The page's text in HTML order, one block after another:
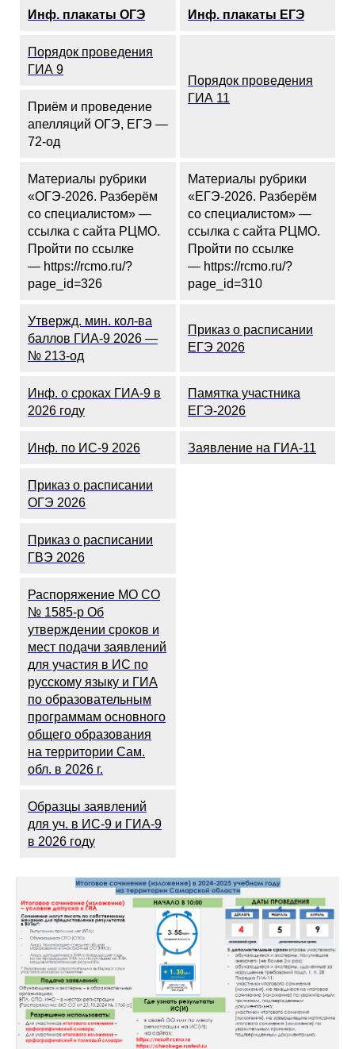
Инф. плакаты ОГЭ Инф. плакаты ЕГЭ
Порядок проведения
ГИА 9
Порядок проведения
ГИА 11
Приём и проведение
апелляций ОГЭ, ЕГЭ —
72-од
Материалы рубрики
«ОГЭ-2026. Разберём
со специалистом» —
ссылка с сайта РЦМО.
Пройти по ссылке
— https://rcmo.ru/?
page_id=326
Материалы рубрики
«ЕГЭ-2026. Разберём
со специалистом» —
ссылка с сайта РЦМО.
Пройти по ссылке
— https://rcmo.ru/?
page_id=310
Утвержд. мин. кол-ва
баллов ГИА-9 2026 —
№ 213-од
Приказ о расписании
ЕГЭ 2026
Инф. о сроках ГИА-9 в
2026 году
Памятка участника
ЕГЭ-2026
Инф. по ИС-9 2026 Заявление на ГИА-11
Приказ о расписании
ОГЭ 2026
Приказ о расписании
ГВЭ 2026
Распоряжение МО СО
№ 1585-р Об
утверждении сроков и
мест подачи заявлений
для участия в ИС по
русскому языку и ГИА
по образовательным
программам основного
общего образования
на территории Сам.
обл. в 2026 г.
Образцы заявлений
для уч. в ИС-9 и ГИА-9
в 2026 году